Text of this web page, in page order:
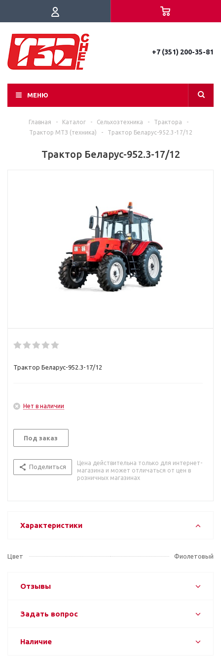
+7 (351) 200-35-81
МЕНЮ
Главная - Каталог - Сельхозтехника - Трактора
-
Трактор МТЗ (техника)
- Трактор Беларус-952.3-17/12
Трактор Беларус-952.3-17/12
Трактор Беларус-952.3-17/12
Нет в наличии
Под заказ
Поделиться
Цена действительна только для интернет-
магазина и может отличаться от цен в
розничных магазинах
Характеристики
Цвет Фиолетовый
Отзывы
Задать вопрос
Наличие